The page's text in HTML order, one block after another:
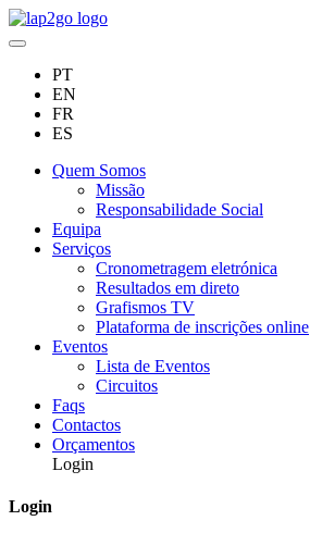
PT
EN
FR
ES
Quem Somos
Missão
Responsabilidade Social
Equipa
Serviços
Cronometragem eletrónica
Resultados em direto
Grafismos TV
Plataforma de inscrições online
Eventos
Lista de Eventos
Circuitos
Faqs
Contactos
Orçamentos
Login
Login